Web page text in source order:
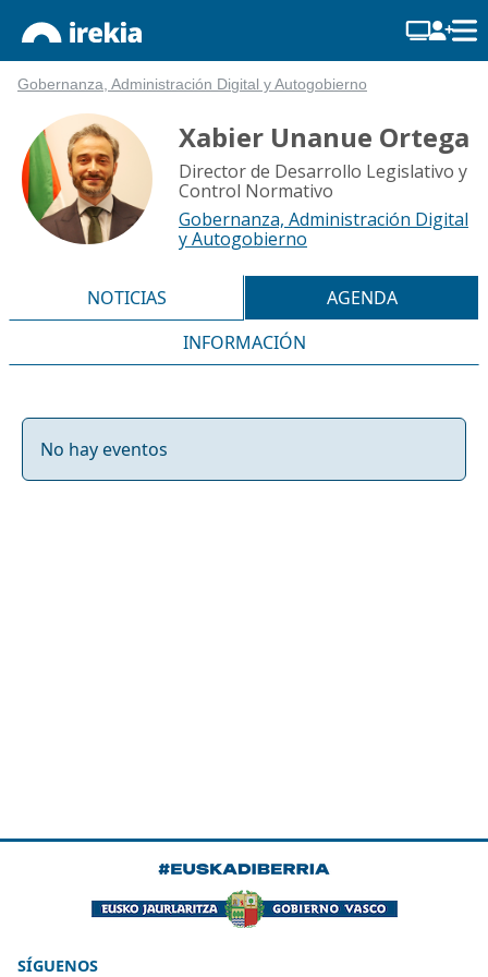
Gobernanza, Administración Digital y Autogobierno
Xabier Unanue Ortega
Director de Desarrollo Legislativo y
Control Normativo
Gobernanza, Administración Digital
y Autogobierno
NOTICIAS
AGENDA
INFORMACIÓN
No hay eventos
SÍGUENOS